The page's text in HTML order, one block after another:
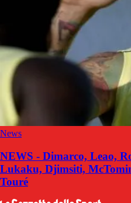
News
NEWS - Dimarco, Leao,
Lukaku, Djimsiti,
Touré